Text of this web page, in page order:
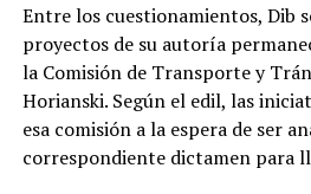
Entre los cuestionamientos, Dib
proyectos de su autoría
la Comisión de Transporte y
Horianski. Según el edil, las
esa comisión a la espera de ser
correspondiente dictamen para